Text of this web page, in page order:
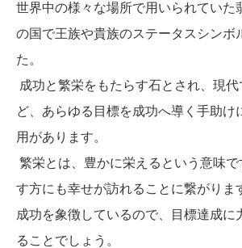
世界中の様々な場所で用いられていた
の国で王族や貴族のステータスシンボ
た。
成功と繁栄をもたらす石とされ、現
ど、あらゆる目標を成功へ導く手助け
用があります。
繁栄とは、豊かに栄えるという意味
す方にも幸せが訪れることに繋がりま
成功を象徴しているので、目標達成に
ることでしょう。